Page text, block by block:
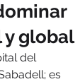
global
del
es